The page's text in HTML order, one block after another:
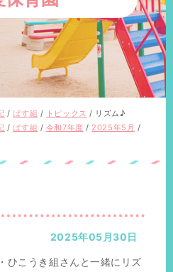
/ばす組 / トピックス / リズム♪
/ばす組 / 令和7年度 / 2025年5月 /
2025年05月30日
ひこうき組さんと一緒にリズ